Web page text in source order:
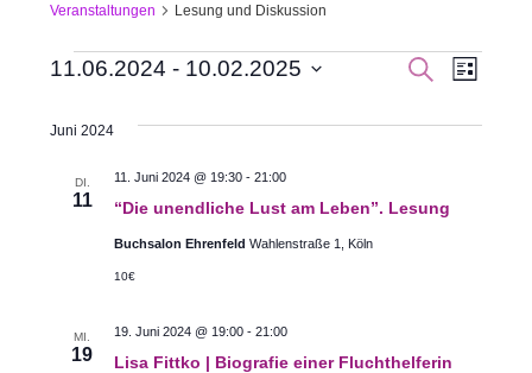
Veranstaltungen Lesung und Diskussion
Veranstaltungen
Suche
SUCHE
LISTE
11.06.2024 - 10.02.2025
wählen.
Juni 2024
DI.
11 “Die unendliche Lust am Leben”. Lesung
11. Juni 2024 @ 19:30 - 21:00
Buchsalon Ehrenfeld Wahlenstraße 1, Köln
10€
MI.
19 Lisa Fittko | Biografie einer Fluchthelferin
19. Juni 2024 @ 19:00 - 21:00